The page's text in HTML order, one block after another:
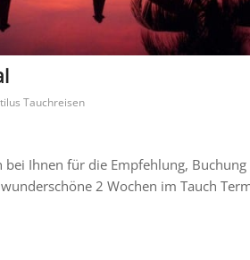
Tauchreisen
Ihnen für die Empfehlung,
2 Wochen im Tauch